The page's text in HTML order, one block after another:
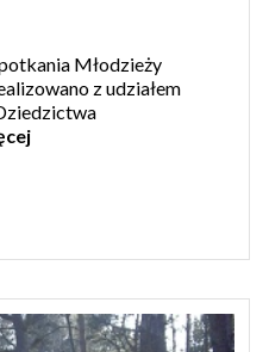
Młodzieży
z udziałem